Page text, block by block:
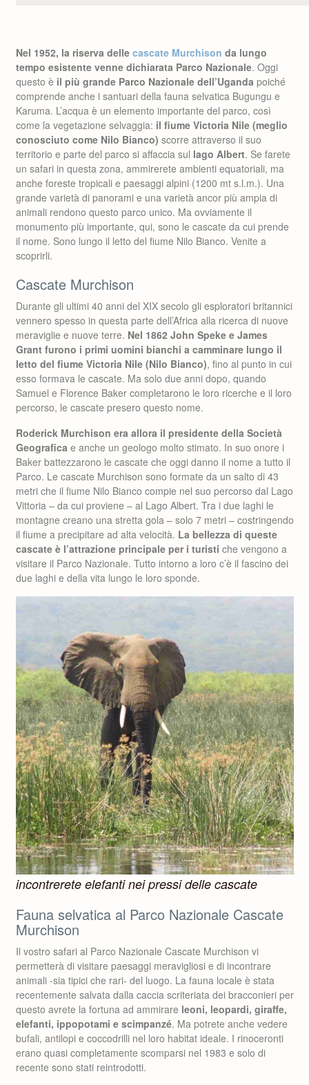
Nel 1952, la riserva delle cascate Murchison da lungo
tempo esistente venne dichiarata Parco Nazionale. Oggi
questo è il più grande Parco Nazionale dell’Uganda poiché
comprende anche i santuari della fauna selvatica Bugungu e
Karuma. L’acqua è un elemento importante del parco, così
come la vegetazione selvaggia: il fiume Victoria Nile (meglio
conosciuto come Nilo Bianco) scorre attraverso il suo
territorio e parte del parco si affaccia sul lago Albert. Se farete
un safari in questa zona, ammirerete ambienti equatoriali, ma
anche foreste tropicali e paesaggi alpini (1200 mt s.l.m.). Una
grande varietà di panorami e una varietà ancor più ampia di
animali rendono questo parco unico. Ma ovviamente il
monumento più importante, qui, sono le cascate da cui prende
il nome. Sono lungo il letto del fiume Nilo Bianco. Venite a
scoprirli.
Cascate Murchison
Durante gli ultimi 40 anni del XIX secolo gli esploratori britannici
vennero spesso in questa parte dell’Africa alla ricerca di nuove
meraviglie e nuove terre. Nel 1862 John Speke e James
Grant furono i primi uomini bianchi a camminare lungo il
letto del fiume Victoria Nile (Nilo Bianco), fino al punto in cui
esso formava le cascate. Ma solo due anni dopo, quando
Samuel e Florence Baker completarono le loro ricerche e il loro
percorso, le cascate presero questo nome.
Roderick Murchison era allora il presidente della Società
Geografica e anche un geologo molto stimato. In suo onore i
Baker battezzarono le cascate che oggi danno il nome a tutto il
Parco. Le cascate Murchison sono formate da un salto di 43
metri che il fiume Nilo Bianco compie nel suo percorso dal Lago
Vittoria – da cui proviene – al Lago Albert. Tra i due laghi le
montagne creano una stretta gola – solo 7 metri – costringendo
il fiume a precipitare ad alta velocità. La bellezza di queste
cascate è l’attrazione principale per i turisti che vengono a
visitare il Parco Nazionale. Tutto intorno a loro c’è il fascino dei
due laghi e della vita lungo le loro sponde.
incontrerete elefanti nei pressi delle cascate
Fauna selvatica al Parco Nazionale Cascate
Murchison
Il vostro safari al Parco Nazionale Cascate Murchison vi
permetterà di visitare paesaggi meravigliosi e di incontrare
animali -sia tipici che rari- del luogo. La fauna locale è stata
recentemente salvata dalla caccia scriteriata dei bracconieri per
questo avrete la fortuna ad ammirare leoni, leopardi, giraffe,
elefanti, ippopotami e scimpanzé. Ma potrete anche vedere
bufali, antilopi e coccodrilli nel loro habitat ideale. I rinoceronti
erano quasi completamente scomparsi nel 1983 e solo di
recente sono stati reintrodotti.